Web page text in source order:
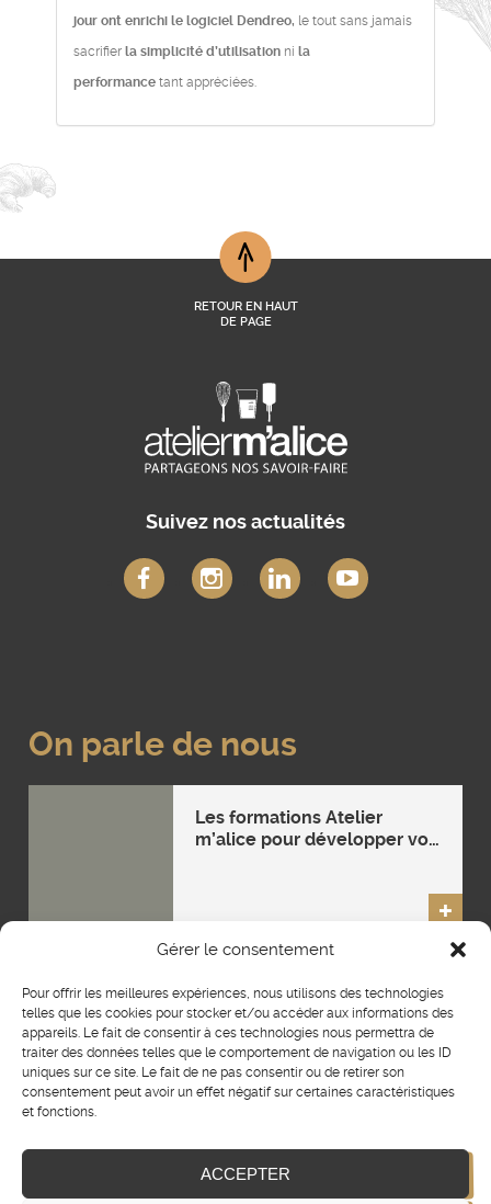
Gérer le consentement
Pour offrir les meilleures expériences, nous utilisons des technologies
telles que les cookies pour stocker et/ou accéder aux informations des
appareils. Le fait de consentir à ces technologies nous permettra de
traiter des données telles que le comportement de navigation ou les ID
uniques sur ce site. Le fait de ne pas consentir ou de retirer son
consentement peut avoir un effet négatif sur certaines caractéristiques
et fonctions.
ACCEPTER
jour ont enrichi le logiciel Dendreo, le tout sans jamais
sacrifierla simplicité d’utilisation nila
performance tant appréciées.
Mentions légales Plan du site CGV
RGPDRèglement intérieur
Livret d’accueil
Politique d’accessibilité
On parle de nous
Les formations Atelier
m’alice pour développer vos
Suivez nos actualités
RETOUR EN HAUT
DE PAGE